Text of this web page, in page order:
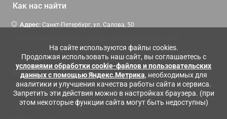
На сайте используются файлы cookies.
Продолжая использовать наш сайт, вы соглашаетесь с
условиями обработки cookie-файлов и пользовательских
данных с помощью Яндекс.Метрика, необходимых для
аналитики и улучшения качества работы сайта и сервиса.
Запретить эти действия можно в настройках браузера. (при
этом некоторые функции сайта могут быть недоступны)
Как нас найти
Адрес: Санкт-Петербург, ул. Салова, 50
Контактная информация
Служба поддержки: Заказать обратный звонок